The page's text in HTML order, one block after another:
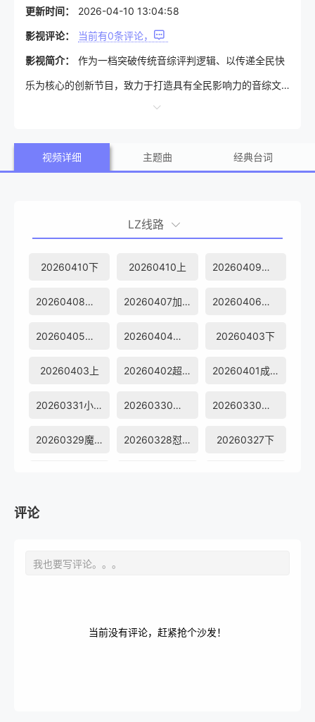
更新时间： 2026-04-10 13:04:58
影视评论： 当前有0条评论，
影视简介： 作为一档突破传统音综评判逻辑、以传递全民快
乐为核心的创新节目，致力于打造具有全民影响力的音综文
化符号。超豪华“着魔团”阵容、75组迥然不同的“魔力sir”，覆
起赴一场魔性快乐的音乐之约，在刻进DNA的旋律里释放情
视频详细 主题曲 经典台词
LZ线路
20260410下 20260410上 20260409超前彩蛋
20260408加更 20260407加更 20260406魔先堡
20260405超会变 20260404怼脸拍 20260403下
20260403上 20260402超前彩蛋 20260401成长记录
20260331小日记 20260330桃花坞Rea 20260330魔先堡
20260329魔力sir超 20260328怼脸拍 20260327下
评论
当前没有评论，赶紧抢个沙发！